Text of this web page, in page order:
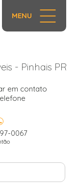
MENU
- Pinhais PR
em contato
0067